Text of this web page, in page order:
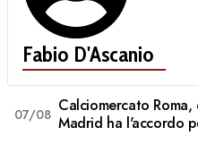
Fabio D'Ascanio
07/08 Calciomercato Roma,
Madrid ha l'accordo